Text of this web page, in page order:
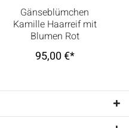
Gänseblümchen
Kamille Haarreif mit
Blumen Rot
95,00 €*